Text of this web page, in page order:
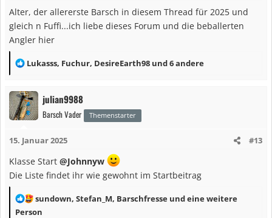
Alter, der allererste Barsch in diesem Thread für 2025 und
gleich n Fuffi...ich liebe dieses Forum und die beballerten
Angler hier
R
a
k
t
o
:
Lukasss, Fuchur, DesireEarth98 und 6 andere
julian9988
Barsch Vader Themenstarter
15. Januar 2025 #13
Klasse Start @Johnnyw
Die Liste findet ihr wie gewohnt im Startbeitrag
R
e
sundown, Stefan_M, Barschfresse und eine weitere
Person